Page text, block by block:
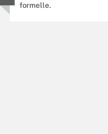
formelle.